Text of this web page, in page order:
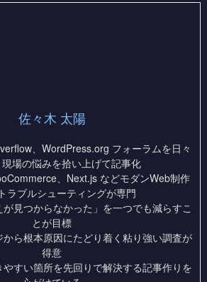
佐々木 太陽
、WordPress.org フォーラムを日々
場の悩みを拾い上げて記事化
、Next.js などモダンWeb制作
ラブルシューティングが専門
が見つからなかった」を一つでも減らすこ
とが目標
から根本原因にたどり着く粘り強い調査が
得意
やすい箇所を先回りで解決する記事作りを